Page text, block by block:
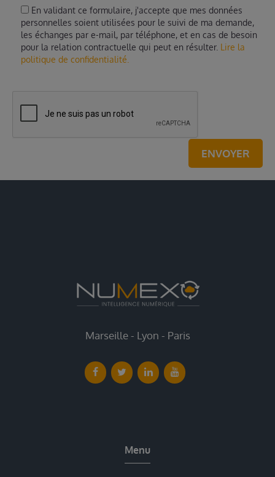
En validant ce formulaire, j'accepte que mes données
personnelles soient utilisées pour le suivi de ma demande,
les échanges par e-mail, par téléphone, et en cas de besoin
pour la relation contractuelle qui peut en résulter. Lire la
politique de confidentialité.
Marseille - Lyon - Paris
Menu